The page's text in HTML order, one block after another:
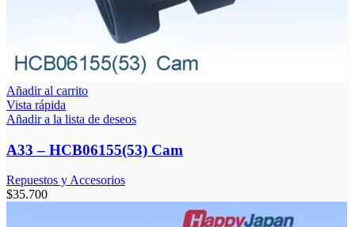
Añadir al carrito
Vista rápida
Añadir a la lista de deseos
A33 – HCB06155(53) Cam
Repuestos y Accesorios
$35.700